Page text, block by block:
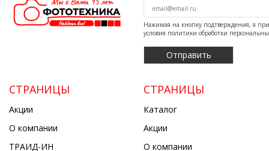
Нажимая на кнопку подтверждения, я
условия политики обработки
СТРАНИЦЫ
Акции
О компании
ТРАИД-ИН
СТРАНИЦЫ
Каталог
Акции
О компании